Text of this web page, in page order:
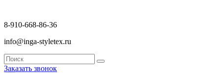
8-910-668-86-36
info@inga-styletex.ru
Заказать звонок